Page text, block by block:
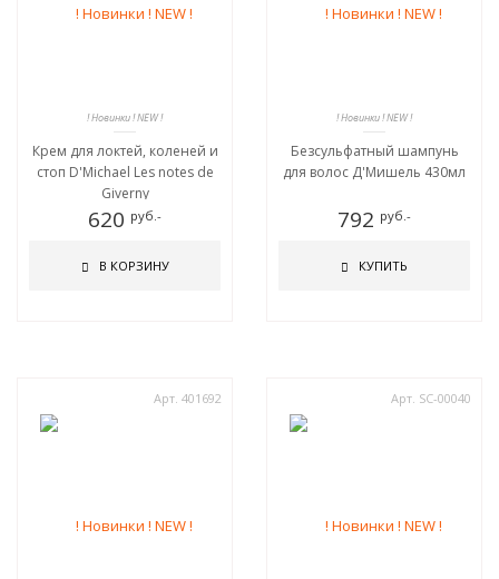
! Новинки ! NEW !
Крем для локтей, коленей и
стоп D'Michael Les notes de
Giverny
620 руб.-
В КОРЗИНУ
! Новинки ! NEW !
Безсульфатный шампунь
для волос Д'Мишель 430мл
792 руб.-
КУПИТЬ
Арт. 401692 Арт. SC-00040